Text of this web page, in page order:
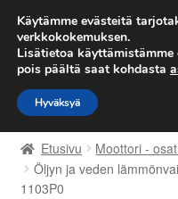
Siirry
navigointiin
Siirry
sisältöön
Etusivu
Kärry
Etusivu Moottori -
Öljyn ja veden
1103P0
Käytämme evästeitä
verkkokokemuksen.
Lisätietoa
pois päältä saat kohdasta
Hyväksyä